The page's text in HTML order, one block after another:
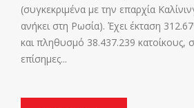
(συγκεκριμένα με την επαρχία
ανήκει στη Ρωσία). Έχει έκταση
και πληθυσμό 38.437.239
επίσημες...